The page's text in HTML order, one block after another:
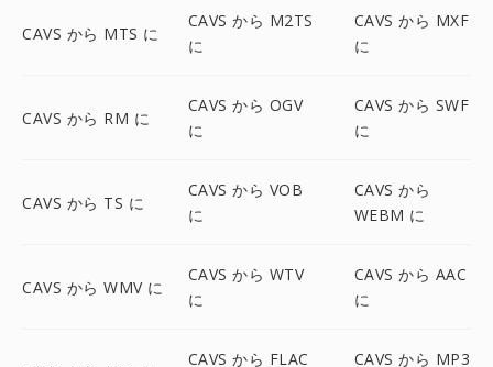
CAVS から MTS に
CAVS から M2TS
に
CAVS から MXF
に
CAVS から RM に
CAVS から OGV
に
CAVS から SWF
に
CAVS から TS に
CAVS から VOB
に
CAVS から
WEBM に
CAVS から WMV に
CAVS から WTV
に
CAVS から AAC
に
CAVS から FLAC
CAVS から MP3